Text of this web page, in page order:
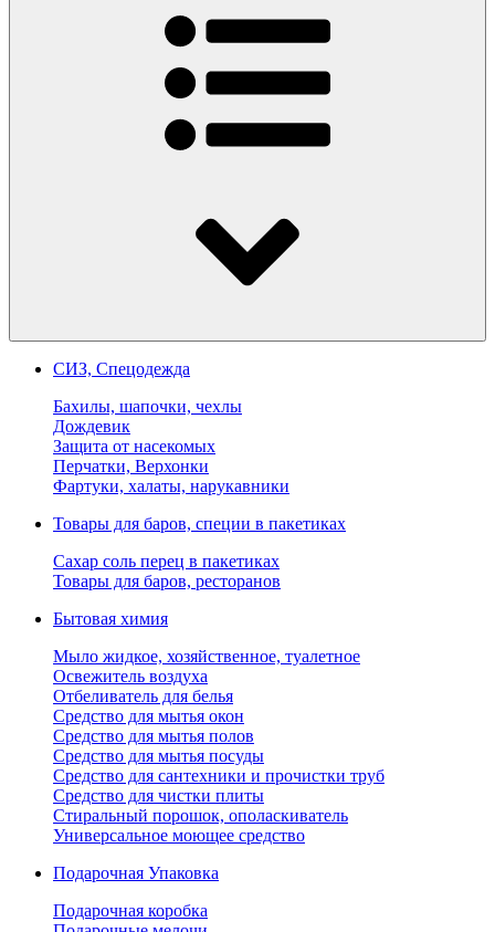
СИЗ, Спецодежда
Бахилы, шапочки, чехлы
Дождевик
Защита от насекомых
Перчатки, Верхонки
Фартуки, халаты, нарукавники
Товары для баров, специи в пакетиках
Сахар соль перец в пакетиках
Товары для баров, ресторанов
Бытовая химия
Мыло жидкое, хозяйственное, туалетное
Освежитель воздуха
Отбеливатель для белья
Средство для мытья окон
Средство для мытья полов
Средство для мытья посуды
Средство для сантехники и прочистки труб
Средство для чистки плиты
Стиральный порошок, ополаскиватель
Универсальное моющее средство
Подарочная Упаковка
Подарочная коробка